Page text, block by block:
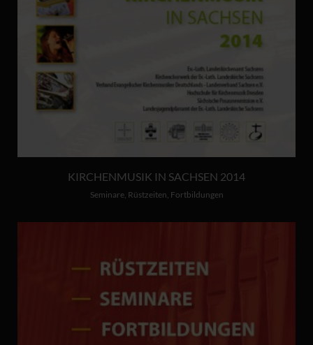
KIRCHENMUSIK IN SACHSEN 2014
Seminare, Rüstzeiten, Fortbildungen